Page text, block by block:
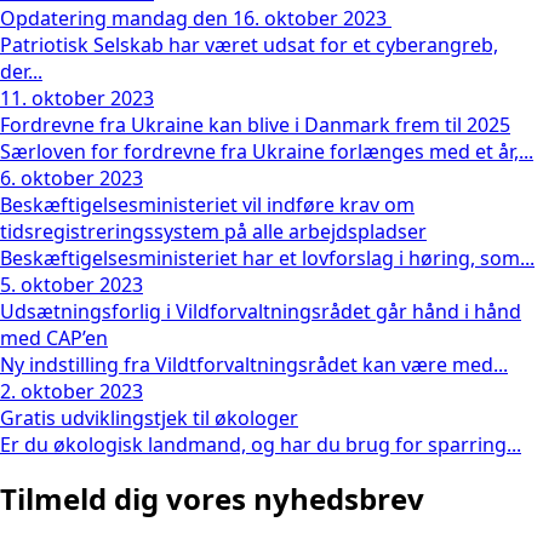
Opdatering mandag den 16. oktober 2023
Patriotisk Selskab har været udsat for et cyberangreb,
der...
11. oktober 2023
Fordrevne fra Ukraine kan blive i Danmark frem til 2025
Særloven for fordrevne fra Ukraine forlænges med et år,...
6. oktober 2023
Beskæftigelsesministeriet vil indføre krav om
tidsregistreringssystem på alle arbejdspladser
Beskæftigelsesministeriet har et lovforslag i høring, som...
5. oktober 2023
Udsætningsforlig i Vildforvaltningsrådet går hånd i hånd
med CAP’en
Ny indstilling fra Vildtforvaltningsrådet kan være med...
2. oktober 2023
Gratis udviklingstjek til økologer
Er du økologisk landmand, og har du brug for sparring...
Tilmeld dig vores nyhedsbrev